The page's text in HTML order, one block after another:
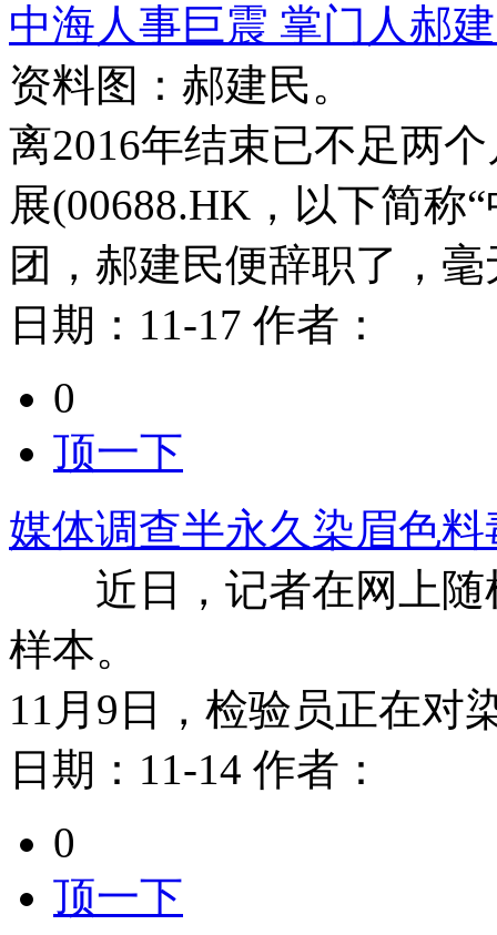
中海人事巨震 掌门人郝
资料图：郝建民。
离2016年结束已不足两
展(00688.HK，以下简称
团，郝建民便辞职了，
日期： 11-17 作者：
0
顶一下
媒体调查半永久染眉色
近日，记者在网上随
样本。
11月9日，检验员正在对
日期： 11-14 作者：
0
顶一下